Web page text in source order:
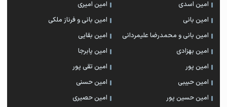
امین اسدی
امین امیری
امین بانی
امین بانی و فرناز ملکی
امین بانی و محمدرضا علیمردانی
امین بقایی
امین بهزادی
امین پابرجا
امین پور
امین تقی پور
امین حبیبی
امین حسنی
امین حسین پور
امین حصیری